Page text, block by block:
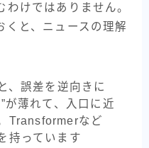
けではありません。
くと、ニュースの理解
誤差を逆向きに
が薄れて、入口に近
Transformerなど
持っています